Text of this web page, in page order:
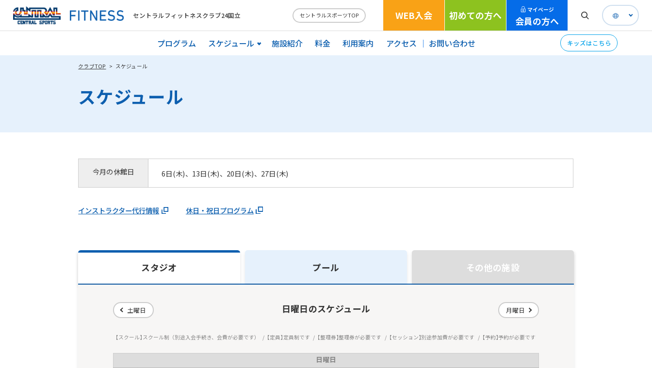
セントラルフィットネスクラブ24国立 セントラルスポーツTOP WEB入会 初めての方へ マイページ
会員の方へ
プログラム スケジュール 施設紹介 料金 利用案内 アクセス お問い合わせ キッズはこちら
クラブTOP スケジュール
スケジュール
今月の休館日 6日(木)、13日(木)、20日(木)、27日(木)
インストラクター代行情報 休日・祝日プログラム
スタジオ プール その他の施設
土曜日 日曜日のスケジュール 月曜日
スクール スクール制（別途入会手続き、会費が必要です） 定員 定員制です 整理券 整理券が必要です セッション 別途参加費が必要です 予約 予約が必要です
日曜日